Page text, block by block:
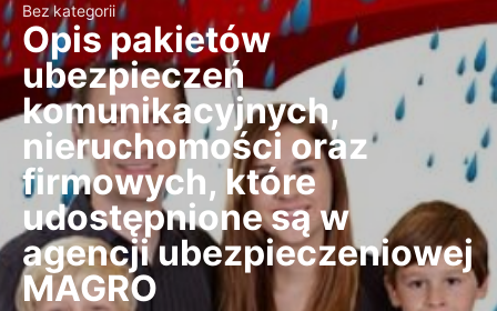
Bez kategorii
Opis pakietów
ubezpieczeń
komunikacyjnych,
nieruchomości oraz
firmowych, które
udostępnione są w
agencji ubezpieczeniowej
MAGRO